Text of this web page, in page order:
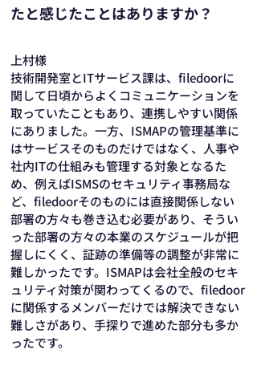
たと感じたことはありますか？
上村様
技術開発室とITサービス課は、filedoorに
関して日頃からよくコミュニケーションを
取っていたこともあり、連携しやすい関係
にありました。一方、ISMAPの管理基準に
はサービスそのものだけではなく、人事や
社内ITの仕組みも管理する対象となるた
め、例えばISMSのセキュリティ事務局な
ど、filedoorそのものには直接関係しない
部署の方々も巻き込む必要があり、そうい
った部署の方々の本業のスケジュールが把
握しにくく、証跡の準備等の調整が非常に
難しかったです。ISMAPは会社全般のセキ
ュリティ対策が関わってくるので、filedoor
に関係するメンバーだけでは解決できない
難しさがあり、手探りで進めた部分も多か
ったです。